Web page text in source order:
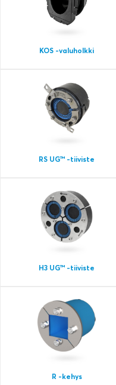
KOS ‑valuholkki
RS UG™ -tiiviste
H3 UG™ ‑tiiviste
R -kehys